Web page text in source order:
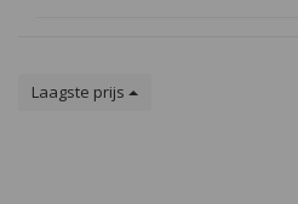
Laagste prijs